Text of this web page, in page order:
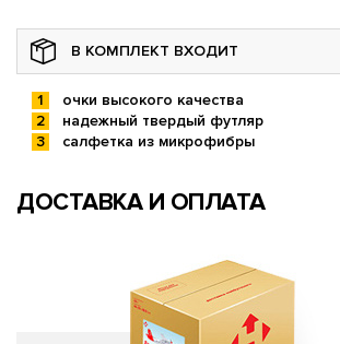
В КОМПЛЕКТ ВХОДИТ
очки высокого качества
надежный твердый футляр
салфетка из микрофибры
ДОСТАВКА И ОПЛАТА